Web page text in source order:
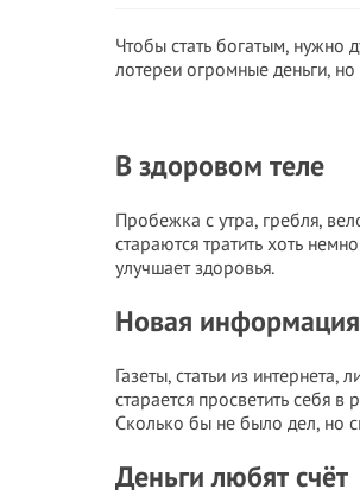
Чтобы стать богатым, нужно
лотереи огромные деньги,
В здоровом теле
Пробежка с утра, гребля,
стараются тратить хоть
улучшает здоровья.
Новая информация
Газеты, статьи из
старается просветить себя
Сколько бы не было дел, но
Деньги любят счёт